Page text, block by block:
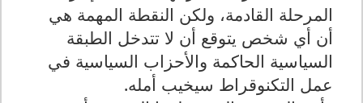
المرحلة القادمة، ولكن النقطة المهمة هي
أن أي شخص يتوقع أن لا تتدخل الطبقة
السياسية الحاكمة والأحزاب السياسية في
عمل التكنوقراط سيخيب أمله.